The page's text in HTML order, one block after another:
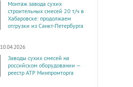
Монтаж завода сухих
строительных смесей 20 т/ч в
Хабаровске: продолжаем
отгрузки из Санкт-Петербурга
10.04.2026
Заводы сухих смесей на
российском оборудовании —
реестр АТР Минпромторга